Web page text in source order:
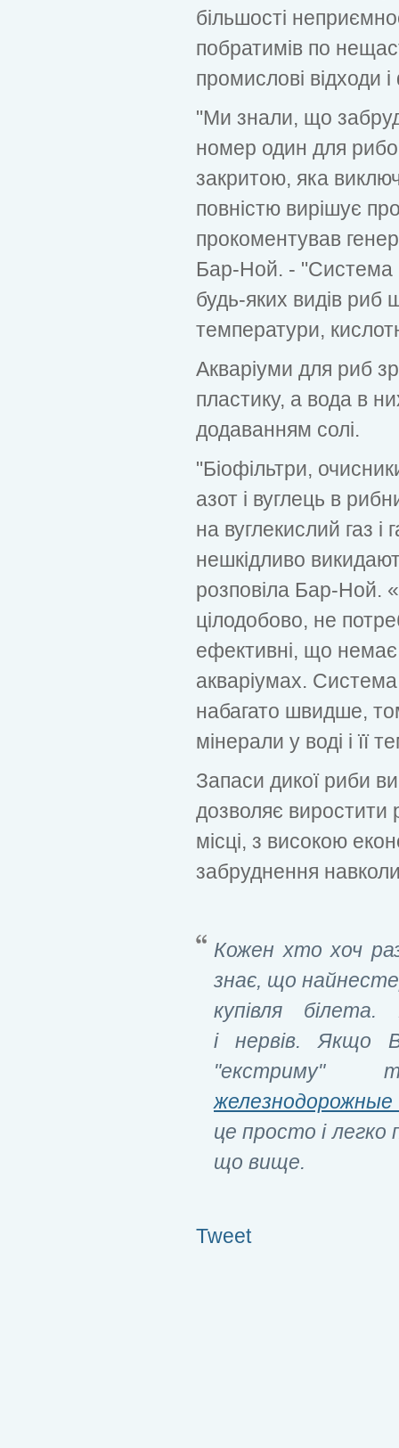
більшості
побратимів по
промислові відходи
"Ми знали, що
номер один для
закритою, яка
повністю вирішує
прокоментував
Бар-Ной. - "Система
будь-яких видів
температури,
Акваріуми для риб
пластику, а вода в
додаванням солі.
"Біофільтри,
азот і вуглець в
на вуглекислий газ і
нешкідливо
розповіла Бар-Ной.
цілодобово, не
ефективні, що немає
акваріумах.
набагато швидше,
мінерали у воді і її
Запаси дикої риби
дозволяє виростити
місці, з високою
забруднення
Кожен хто хоч
знає, що
купівля
і нервів. Якщо
"екстриму"
це просто і
що вище.
Tweet